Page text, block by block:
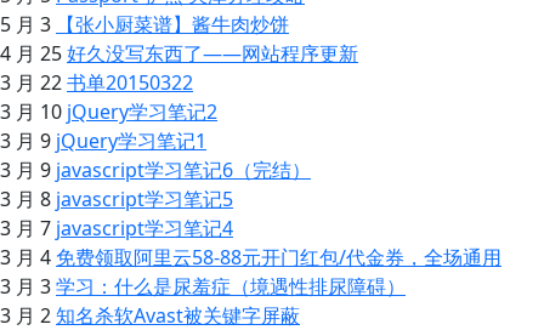
5 月 3
【张小厨菜谱】酱牛肉炒饼
4 月 25好久没写东西了——网站程序更新
3 月 22书单20150322
3 月 10 jQuery学习笔记2
3 月 9 jQuery学习笔记1
3 月 9 javascript学习笔记6（完结）
3 月 8 javascript学习笔记5
3 月 7 javascript学习笔记4
3 月 4 免费领取阿里云58-88元开门红包/代金券，全场通用
3 月 3学习：什么是尿羞症（境遇性排尿障碍）
3 月 2知名杀软Avast被关键字屏蔽